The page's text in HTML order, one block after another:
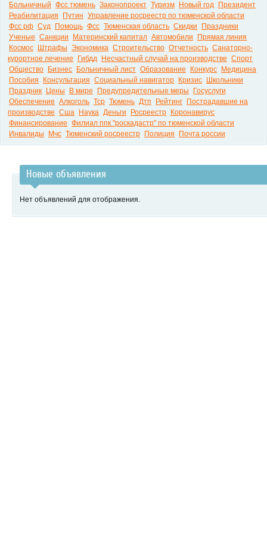
Больничный Фсс тюмень Законопроект Туризм Новый год
Президент
Реабилитация
Путин Управление росреестр по тюменской области
Фсс рф Суд Помощь Фсс Тюменская область Скидки
Праздники
Ученые Санкции Материнский капитал Автомобили
Прямая линия
Космос
Штрафы Экономика Строительство Отчетность Санаторно-
курортное лечение
Гибдд Несчастный случай на производстве Спорт
Общество
Бизнес Больничный лист Образование Конкурс
Медицина
Пособия
Консультация Социальный навигатор Кризис
Школьники
Праздник
Цены В мире Предупредительные меры
Госуслуги
Обеспечение Алкоголь Тср Тюмень Дтп Рейтинг
Пострадавшие на
производстве Сша Наука Деньги Росреестр
Коронавирус
Финансирование Филиал ппк "роскадастр" по тюменской области
Инвалиды
Мчс Тюменский росреестр Полиция Почта россии
Новые объявления
Нет объявлений для отображения.